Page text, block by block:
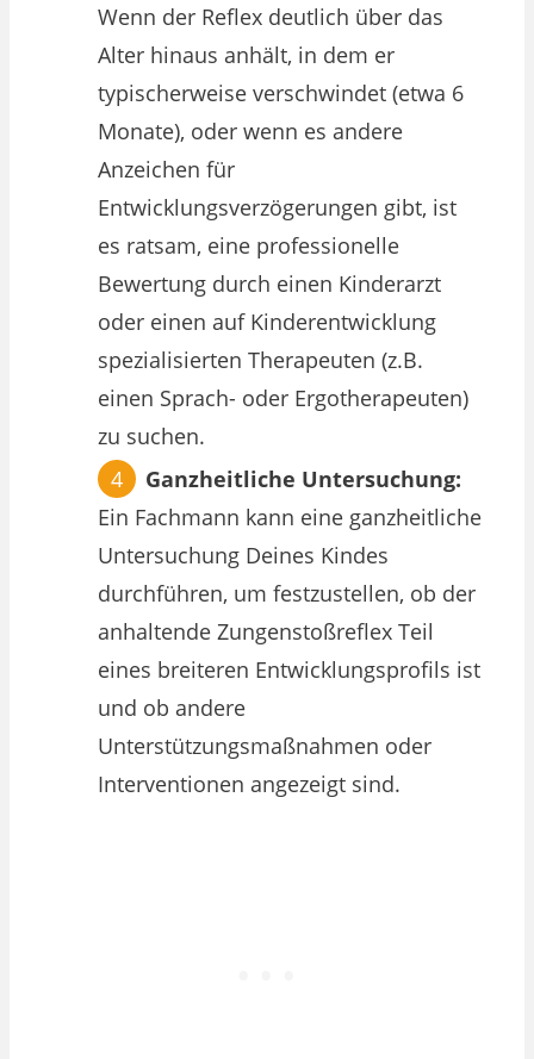
Wenn der Reflex deutlich über das
Alter hinaus anhält, in dem er
typischerweise verschwindet (etwa 6
Monate), oder wenn es andere
Anzeichen für
Entwicklungsverzögerungen gibt, ist
es ratsam, eine professionelle
Bewertung durch einen Kinderarzt
oder einen auf Kinderentwicklung
spezialisierten Therapeuten (z.B.
einen Sprach- oder Ergotherapeuten)
zu suchen.
Ganzheitliche Untersuchung:
Ein Fachmann kann eine ganzheitliche
Untersuchung Deines Kindes
durchführen, um festzustellen, ob der
anhaltende Zungenstoßreflex Teil
eines breiteren Entwicklungsprofils ist
und ob andere
Unterstützungsmaßnahmen oder
Interventionen angezeigt sind.